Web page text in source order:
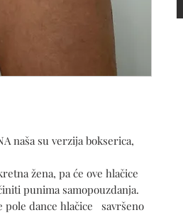
naša su verzija bokserica,
žena, pa će ove hlačice
punima samopouzdanja.
pole dance hlačice savršeno